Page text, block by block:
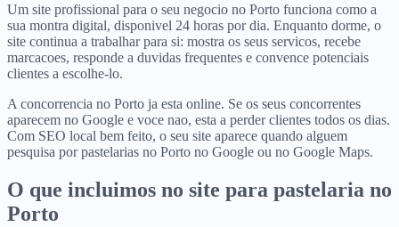
Um site profissional para o seu negocio no Porto funciona como a
sua montra digital, disponivel 24 horas por dia. Enquanto dorme, o
site continua a trabalhar para si: mostra os seus servicos, recebe
marcacoes, responde a duvidas frequentes e convence potenciais
clientes a escolhe-lo.
A concorrencia no Porto ja esta online. Se os seus concorrentes
aparecem no Google e voce nao, esta a perder clientes todos os dias.
Com SEO local bem feito, o seu site aparece quando alguem
pesquisa por pastelarias no Porto no Google ou no Google Maps.
O que incluimos no site para pastelaria no
Porto